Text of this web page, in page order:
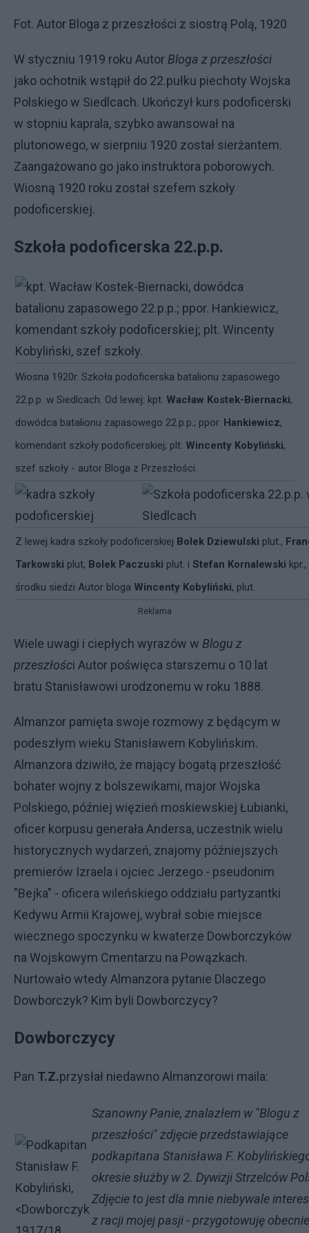
Fot. Autor Bloga z przeszłości z siostrą Polą, 1920
W styczniu 1919 roku Autor Bloga z przeszłości
jako ochotnik wstąpił do 22.pułku piechoty Wojska
Polskiego w Siedlcach. Ukończył kurs podoficerski
w stopniu kaprala, szybko awansował na
plutonowego, w sierpniu 1920 został sierżantem.
Zaangażowano go jako instruktora poborowych.
Wiosną 1920 roku został szefem szkoły
podoficerskiej.
Szkoła podoficerska 22.p.p.
Wiosna 1920r. Szkoła podoficerska batalionu zapasowego
22.p.p. w Siedlcach. Od lewej: kpt. Wacław Kostek-Biernacki,
dowódca batalionu zapasowego 22.p.p.; ppor. Hankiewicz,
komendant szkoły podoficerskiej; plt. Wincenty Kobyliński,
szef szkoły - autor Bloga z Przeszłości.
Z lewej kadra szkoły podoficerskiej Bolek Dziewulski plut.,
Tarkowski plut, Bolek Paczuski plut. i Stefan Kornalewski
środku siedzi Autor bloga Wincenty Kobyliński, plut.
Reklama
Wiele uwagi i ciepłych wyrazów w Blogu z
przeszłości Autor poświęca starszemu o 10 lat
bratu Stanisławowi urodzonemu w roku 1888.
Almanzor pamięta swoje rozmowy z będącym w
podeszłym wieku Stanisławem Kobylińskim.
Almanzora dziwiło, że mający bogatą przeszłość
bohater wojny z bolszewikami, major Wojska
Polskiego, później więzień moskiewskiej Łubianki,
oficer korpusu generała Andersa, uczestnik wielu
historycznych wydarzeń, znajomy późniejszych
premierów Izraela i ojciec Jerzego - pseudonim
"Bejka" - oficera wileńskiego oddziału partyzantki
Kedywu Armii Krajowej, wybrał sobie miejsce
wiecznego spoczynku w kwaterze Dowborczyków
na Wojskowym Cmentarzu na Powązkach.
Nurtowało wtedy Almanzora pytanie Dlaczego
Dowborczyk? Kim byli Dowborczycy?
Dowborczycy
Pan T.Z.przysłał niedawno Almanzorowi maila:
Szanowny Panie, znalazłem w "Blogu z
przeszłości" zdjęcie przedstawiające
podkapitana Stanisława F.
okresie służby w 2. Dywizji Strzelców
Zdjęcie to jest dla mnie niebywale
z racji mojej pasji - przygotowuję